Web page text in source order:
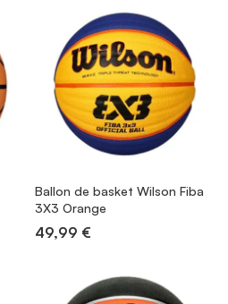
Ballon de basket Wilson Fiba
3X3 Orange
49,99 €